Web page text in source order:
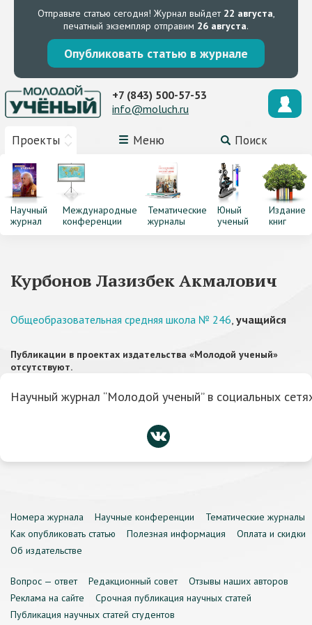
Отправьте статью сегодня! Журнал выйдет 22 августа,
печатный экземпляр отправим 26 августа.
Опубликовать статью в журнале
Проекты Меню Поиск
+7 (843) 500-57-53
info@moluch.ru
Научный
журнал
Международные
конференции
Тематические
журналы
Юный
ученый
Издание
книг
Курбонов Лазизбек Акмалович
Общеобразовательная средняя школа № 246, учащийся
Публикации в проектах издательства «Молодой ученый»
отсутствуют.
Научный журнал “Молодой ученый” в социальных
Номера журнала Научные конференции
Тематические журналы
Как опубликовать статью
Полезная информация
Оплата и скидки
Об издательстве
Вопрос — ответ Редакционный совет
Отзывы наших авторов
Реклама на сайте
Срочная публикация научных статей
Публикация научных статей студентов